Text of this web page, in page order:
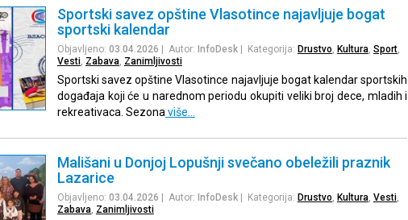
Sportski savez opštine Vlasotince najavljuje bogat
sportski kalendar
Objavljeno: 03.04.2026 | Autor: InfoDesk| Kategorija: Drustvo Kultura, Sport,
Vesti, Zabava, Zanimljivosti
Sportski savez opštine Vlasotince najavljuje bogat kalendar sportskih
događaja koji će u narednom periodu okupiti veliki broj dece, mladih i
rekreativaca. Sezona više…
Mališani u Donjoj Lopušnji svečano obeležili praznik
Lazarice
Objavljeno: 03.04.2026 | Autor: InfoDesk| Kategorija: Drustvo Kultura, Vesti,
Zabava, Zanimljivosti